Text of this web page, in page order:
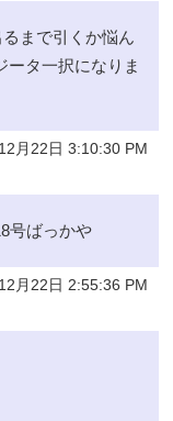
まで引くか悩ん
ータ一択になりま
月22日 3:10:30 PM
号ばっかや
月22日 2:55:36 PM